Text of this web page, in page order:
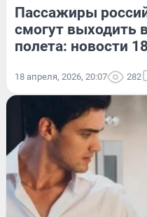
Пассажиры
смогут выходить
полета: новости
18 апреля, 2026, 20:07 282